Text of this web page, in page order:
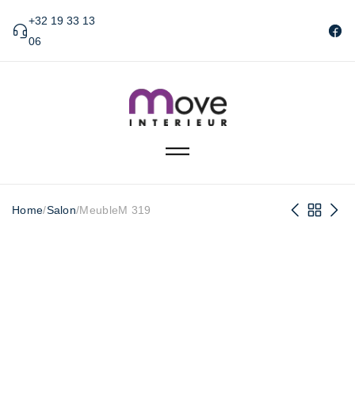
+32 19 33 13
06
Home/Salon/MeubleM 319